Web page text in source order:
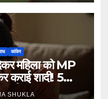
कांकेर
महिला को MP
कराई शादी! 5
गिरफ्तार…
SHUKLA